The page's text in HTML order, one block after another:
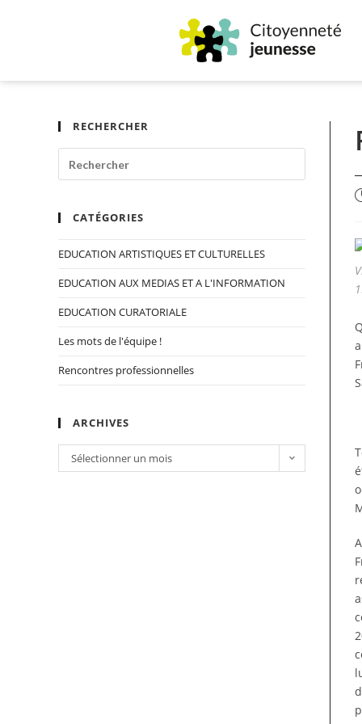
RECHERCHER
CATÉGORIES
EDUCATION ARTISTIQUES ET CULTURELLES
EDUCATION AUX MEDIAS ET A L'INFORMATION
EDUCATION CURATORIALE
Les mots de l'équipe !
Rencontres professionnelles
ARCHIVES
Sélectionner un mois